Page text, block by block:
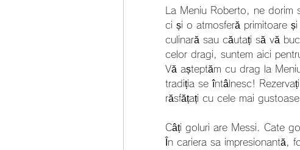
La Meniu Roberto, ne dorim
ci și o atmosferă primitoare
culinară sau căutați să vă
celor dragi, suntem aici
Vă așteptăm cu drag la
tradiția se întâlnesc!
răsfățați cu cele mai
Câți goluri are Messi. Cate
În cariera sa impresionantă,